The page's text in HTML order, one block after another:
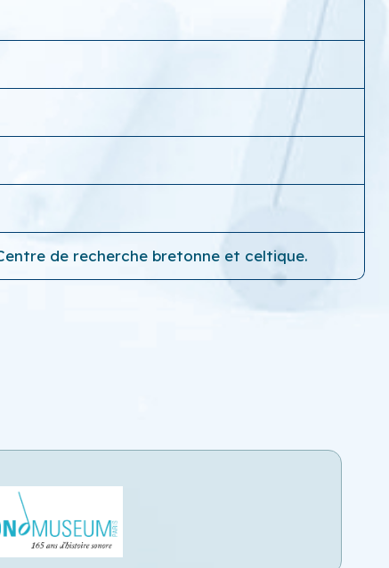
de recherche bretonne et celtique.